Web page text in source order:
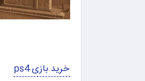
خرید بازی ps4